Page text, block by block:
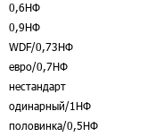
0,6НФ
0,9НФ
WDF/0,73НФ
евро/0,7НФ
нестандарт
одинарный/1НФ
половинка/0,5НФ